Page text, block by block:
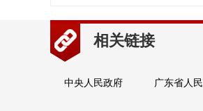
相关链接
中央人民政府 广东省人